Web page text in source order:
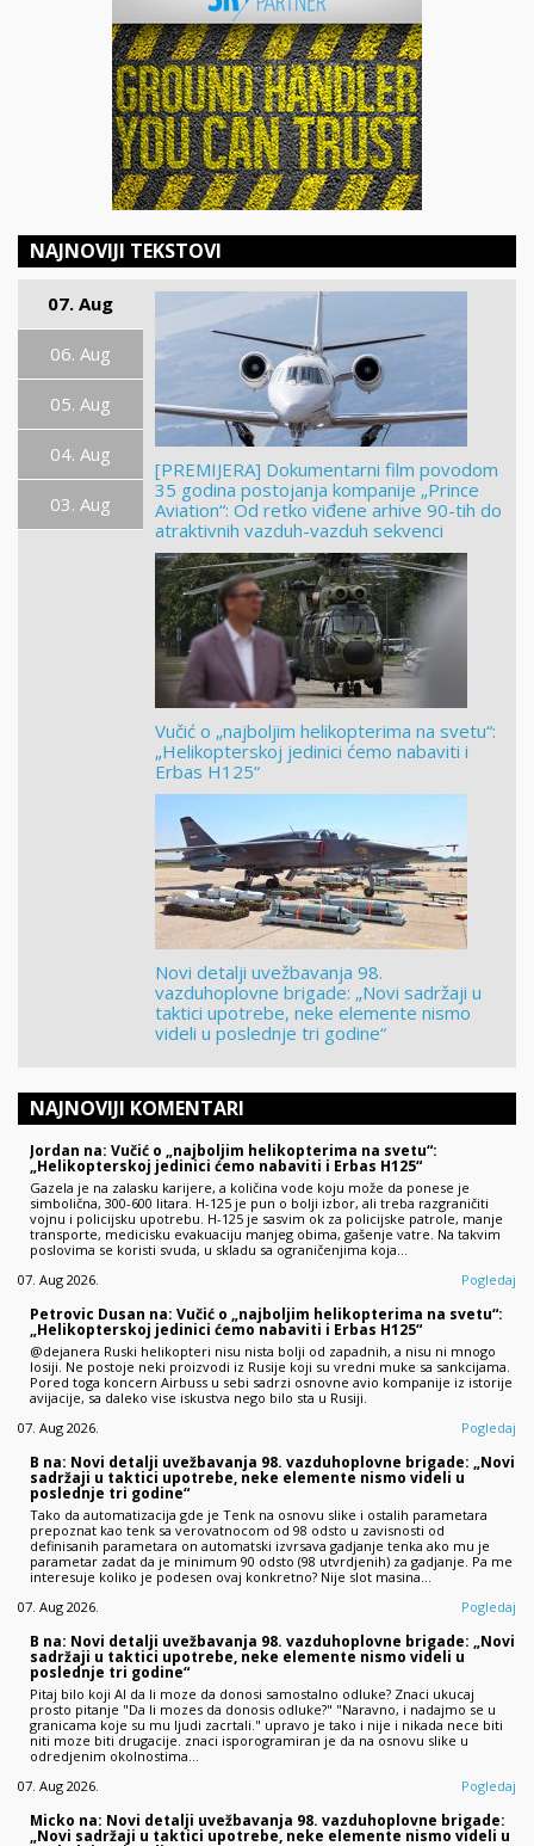
NAJNOVIJI TEKSTOVI
07. Aug
06. Aug
05. Aug
04. Aug
03. Aug
[PREMIJERA] Dokumentarni film povodom
35 godina postojanja kompanije „Prince
Aviation“: Od retko viđene arhive 90-tih do
atraktivnih vazduh-vazduh sekvenci
Vučić o „najboljim helikopterima na svetu“:
„Helikopterskoj jedinici ćemo nabaviti i
Erbas H125“
Novi detalji uvežbavanja 98.
vazduhoplovne brigade: „Novi sadržaji u
taktici upotrebe, neke elemente nismo
videli u poslednje tri godine“
NAJNOVIJI KOMENTARI
Jordan na: Vučić o „najboljim helikopterima na svetu“:
„Helikopterskoj jedinici ćemo nabaviti i Erbas H125“
Gazela je na zalasku karijere, a količina vode koju može da ponese je
simbolična, 300-600 litara. H-125 je pun o bolji izbor, ali treba razgraničiti
vojnu i policijsku upotrebu. H-125 je sasvim ok za policijske patrole, manje
transporte, medicisku evakuaciju manjeg obima, gašenje vatre. Na takvim
poslovima se koristi svuda, u skladu sa ograničenjima koja…
07. Aug 2026.
Pogledaj
Petrovic Dusan na: Vučić o „najboljim helikopterima na svetu“:
„Helikopterskoj jedinici ćemo nabaviti i Erbas H125“
@dejanera Ruski helikopteri nisu nista bolji od zapadnih, a nisu ni mnogo
losiji. Ne postoje neki proizvodi iz Rusije koji su vredni muke sa sankcijama.
Pored toga koncern Airbuss u sebi sadrzi osnovne avio kompanije iz istorije
avijacije, sa daleko vise iskustva nego bilo sta u Rusiji.
07. Aug 2026.
Pogledaj
B na: Novi detalji uvežbavanja 98. vazduhoplovne brigade: „Novi
sadržaji u taktici upotrebe, neke elemente nismo videli u
poslednje tri godine“
Tako da automatizacija gde je Tenk na osnovu slike i ostalih parametara
prepoznat kao tenk sa verovatnocom od 98 odsto u zavisnosti od
definisanih parametara on automatski izvrsava gadjanje tenka ako mu je
parametar zadat da je minimum 90 odsto (98 utvrdjenih) za gadjanje. Pa me
interesuje koliko je podesen ovaj konkretno? Nije slot masina…
07. Aug 2026.
Pogledaj
B na: Novi detalji uvežbavanja 98. vazduhoplovne brigade: „Novi
sadržaji u taktici upotrebe, neke elemente nismo videli u
poslednje tri godine“
Pitaj bilo koji AI da li moze da donosi samostalno odluke? Znaci ukucaj
prosto pitanje "Da li mozes da donosis odluke?" "Naravno, i nadajmo se u
granicama koje su mu ljudi zacrtali." upravo je tako i nije i nikada nece biti
niti moze biti drugacije. znaci isporogramiran je da na osnovu slike u
odredjenim okolnostima…
07. Aug 2026.
Pogledaj
Micko na: Novi detalji uvežbavanja 98. vazduhoplovne brigade:
„Novi sadržaji u taktici upotrebe, neke elemente nismo videli u